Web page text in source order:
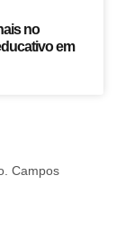
no
em
Campos